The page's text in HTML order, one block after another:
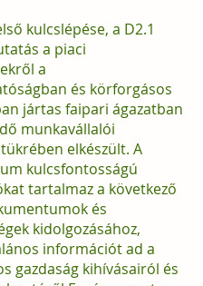
kulcslépése, a D2.1
a piaci
a
és körforgásos
jártas faipari ágazatban
munkavállalói
elkészült. A
kulcsfontosságú
tartalmaz a következő
és
kidolgozásához,
információt ad a
gazdaság kihívásairól és